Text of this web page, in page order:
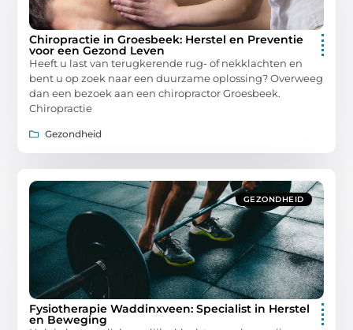
Chiropractie in Groesbeek: Herstel en Preventie
voor een Gezond Leven
Heeft u last van terugkerende rug- of nekklachten en
bent u op zoek naar een duurzame oplossing? Overweeg
dan een bezoek aan een chiropractor Groesbeek.
Chiropractie
Gezondheid
GEZONDHEID
Fysiotherapie Waddinxveen: Specialist in Herstel
en Beweging